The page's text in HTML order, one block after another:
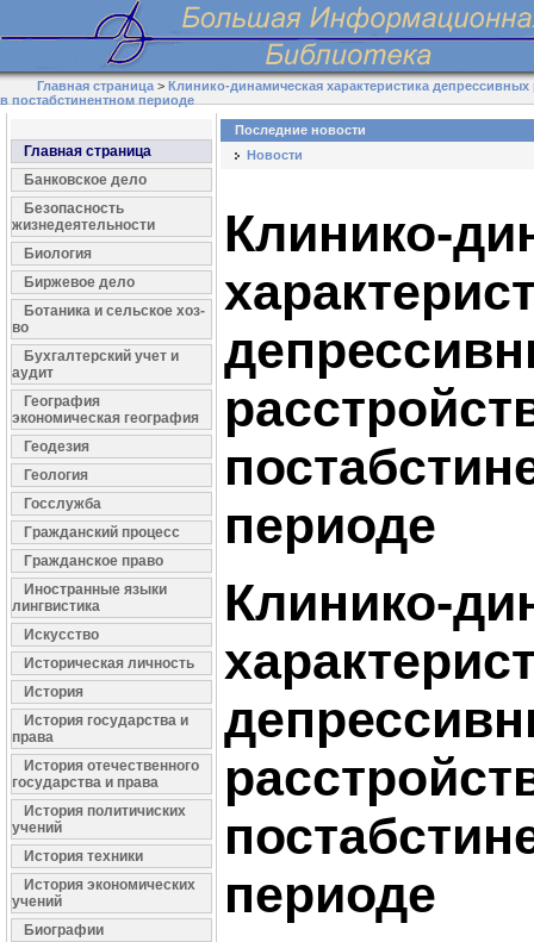
Главная страница >Клинико-динамическая характеристика депрессивных
в постабстинентном периоде
Главная страница
Банковское дело
Безопасность
жизнедеятельности
Биология
Биржевое дело
Ботаника и сельское хоз-
во
Бухгалтерский учет и
аудит
География
экономическая география
Геодезия
Геология
Госслужба
Гражданский процесс
Гражданское право
Иностранные языки
лингвистика
Искусство
Историческая личность
История
История государства и
права
История отечественного
государства и права
История политичиских
учений
История техники
История экономических
учений
Биографии
Последние новости
Новости
Клинико-
периоде
Клинико-
периоде